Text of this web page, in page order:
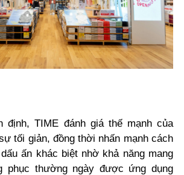
định, TIME đánh giá thế mạnh của
tối giản, đồng thời nhấn mạnh cách
ấn khác biệt nhờ khả năng mang
phục thường ngày được ứng dụng